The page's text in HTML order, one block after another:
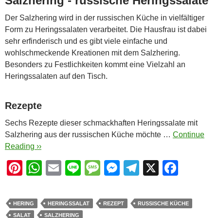
Der Salzhering wird in der russischen Küche in vielfältiger
Form zu Heringssalaten verarbeitet. Die Hausfrau ist dabei
sehr erfinderisch und es gibt viele einfache und
wohlschmeckende Kreationen mit dem Salzhering.
Besonders zu Festlichkeiten kommt eine Vielzahl an
Heringssalaten auf den Tisch.
Rezepte
Sechs Rezepte dieser schmackhaften Heringssalate mit
Salzhering aus der russischen Küche möchte … Continue
Reading ››
Pi
er
W
at
E
ail
Li
e
M
ss
M
ss
T
e
X
c
HERING HERINGSSALAT REZEPT
RUSSISCHE KÜCHE
SALAT
SALZHERING